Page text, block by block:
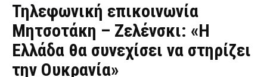
Τηλεφωνική επικοινωνία
Μητσοτάκη – Ζελένσκι: «Η
Ελλάδα θα συνεχίσει να στηρίζει
την Ουκρανία»